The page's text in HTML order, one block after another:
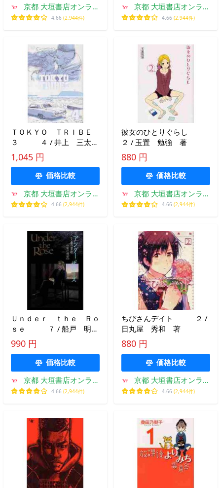
京都 大垣書店オンライ
ン
4.66 (2,944件)
京都 大垣書店オンライ
ン
4.66 (2,944件)
ＴＯＫＹＯ ＴＲＩＢＥ
３ ４ / 井上 三太
著
1,045 円
価格比較
京都 大垣書店オンライ
ン
4.66 (2,944件)
彼女のひとりぐらし
２ / 玉置 勉強 著
880 円
価格比較
京都 大垣書店オンライ
ン
4.66 (2,944件)
Ｕｎｄｅｒ ｔｈｅ Ｒｏ
ｓｅ ７ / 船戸 明
里 著
990 円
価格比較
京都 大垣書店オンライ
ン
4.66 (2,944件)
ちびさんデイト ２ /
日丸屋 秀和 著
880 円
価格比較
京都 大垣書店オンライ
ン
4.66 (2,944件)